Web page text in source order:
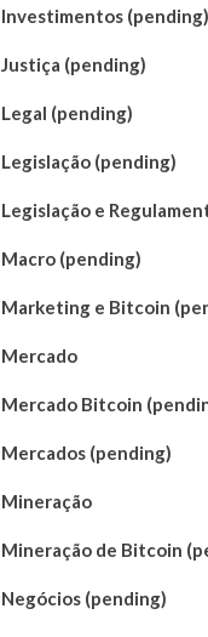
Investimentos (pending)
Justiça (pending)
Legal (pending)
Legislação (pending)
Legislação e
Macro (pending)
Marketing e Bitcoin
Mercado
Mercado Bitcoin
Mercados (pending)
Mineração
Mineração de Bitcoin
Negócios (pending)